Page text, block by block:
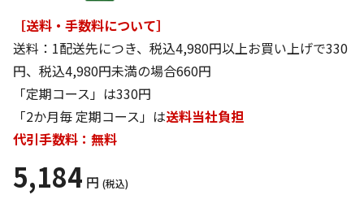
［送料・手数料について］
送料：1配送先につき、税込4,980円以上お買い上げで330
円、税込4,980円未満の場合660円
「定期コース」は330円
「2か月毎 定期コース」は送料当社負担
代引手数料：無料
5,184 円 (税込)